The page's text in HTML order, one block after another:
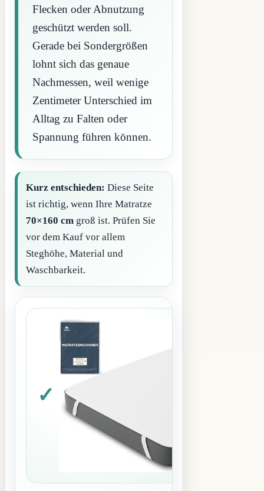
Flecken oder Abnutzung
geschützt werden soll.
Gerade bei Sondergrößen
lohnt sich das genaue
Nachmessen, weil wenige
Zentimeter Unterschied im
Alltag zu Falten oder
Spannung führen können.
Kurz entschieden: Diese Seite
ist richtig, wenn Ihre Matratze
70×160 cm groß ist. Prüfen Sie
vor dem Kauf vor allem
Steghöhe, Material und
Waschbarkeit.